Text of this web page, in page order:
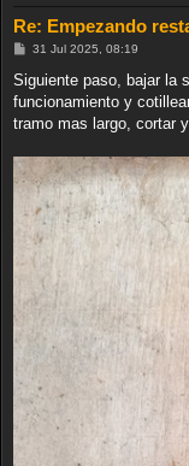
Re: Empezando
M
n
s
a
j
31 Jul 2025, 08:19
Siguiente paso, bajar la
funcionamiento y
tramo mas largo, cortar